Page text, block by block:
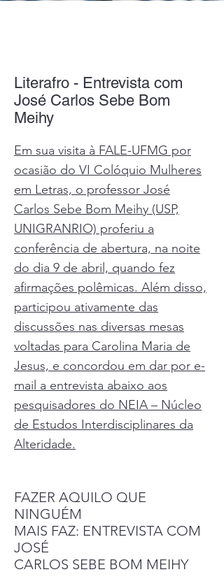
Literafro - Entrevista com
José Carlos Sebe Bom
Meihy
Em sua visita à FALE-UFMG por
ocasião do VI Colóquio Mulheres
em Letras, o professor José
Carlos Sebe Bom Meihy (USP,
UNIGRANRIO) proferiu a
conferência de abertura, na noite
do dia 9 de abril, quando fez
afirmações polêmicas. Além disso,
participou ativamente das
discussões nas diversas mesas
voltadas para Carolina Maria de
Jesus, e concordou em dar por e-
mail a entrevista abaixo aos
pesquisadores do NEIA – Núcleo
de Estudos Interdisciplinares da
Alteridade.
FAZER AQUILO QUE
NINGUÉM
MAIS FAZ: ENTREVISTA COM
JOSÉ
CARLOS SEBE BOM MEIHY